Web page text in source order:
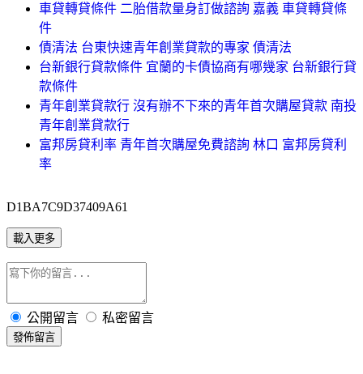
車貸轉貸條件 二胎借款量身訂做諮詢 嘉義 車貸轉貸條
件
債清法 台東快速青年創業貸款的專家 債清法
台新銀行貸款條件 宜蘭的卡債協商有哪幾家 台新銀行貸
款條件
青年創業貸款行 沒有辦不下來的青年首次購屋貸款 南投
青年創業貸款行
富邦房貸利率 青年首次購屋免費諮詢 林口 富邦房貸利
率
D1BA7C9D37409A61
載入更多
公開留言 私密留言
發佈留言